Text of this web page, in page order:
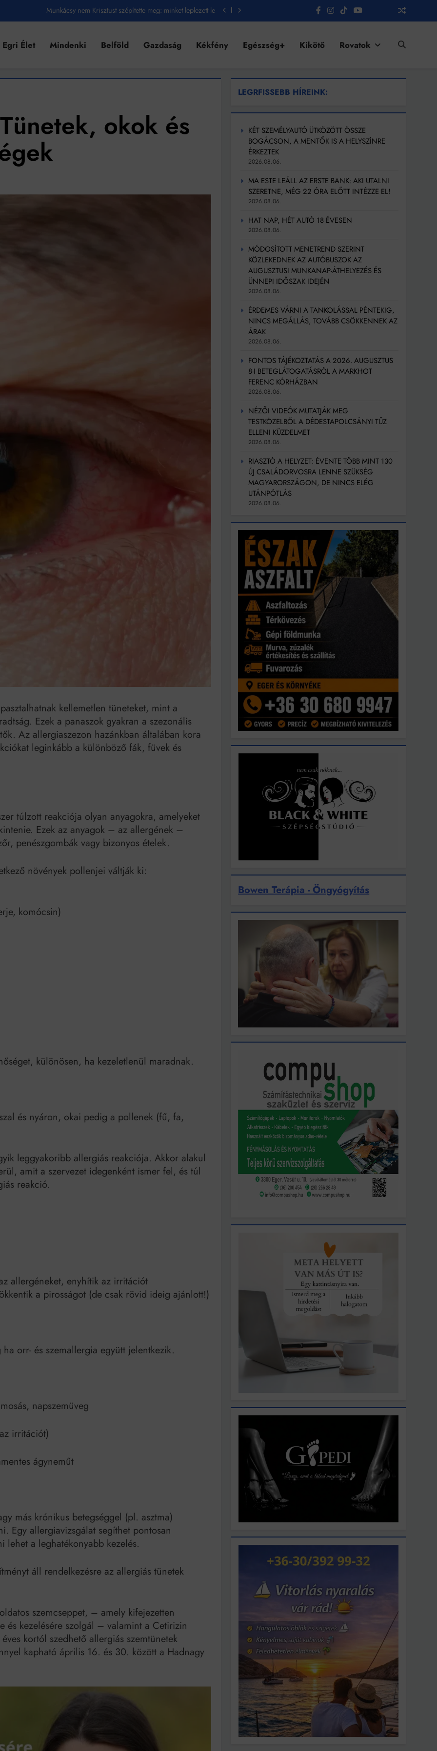
Munkácsy nem Krisztust szépítette meg: minket leplezett le
Amikor a Tetris boldogabbá tesz, mint a szerelem
Ki akarsz törni. De miből?
Az öregség nem csak ránc?
Az ördög még mindig Pradát visel. De te miért öltözöl hozzá?
Mindenki a világot akarja uralni – de nem csak a 80-as években
lapostetők: a bevált technológia akkor működik, ha jól van felújítva
Egri Élet Mindenki Belföld Gazdaság Kékfény Egészség+ Kikötő Rovatok
okok és
kellemetlen tüneteket, mint a
Ezek a panaszok gyakran a szezonális
Az allergiaszezon hazánkban általában kora
leginkább a különböző fák, füvek és
túlzott reakciója olyan anyagokra, amelyeket
Ezek az anyagok – az allergének –
penészgombák vagy bizonyos ételek.
növények pollenjei váltják ki:
komócsin)
különösen, ha kezeletlenül maradnak.
és nyáron, okai pedig a pollenek (fű, fa,
leggyakoribb allergiás reakciója. Akkor alakul
amit a szervezet idegenként ismer fel, és túl
reakció.
allergéneket, enyhítik az irritációt
a pirosságot (de csak rövid ideig ajánlott!)
orr- és szemallergia együtt jelentkezik.
napszemüveg
irritációt)
ágyneműt
más krónikus betegséggel (pl. asztma)
Egy allergiavizsgálat segíthet pontosan
lehet a leghatékonyabb kezelés.
áll rendelkezésre az allergiás tünetek
szemcseppet, – amely kifejezetten
és kezelésére szolgál – valamint a Cetirizin
kortól szedhető allergiás szemtünetek
kapható április 16. és 30. között a Hadnagy
LEGRFISSEBB HÍREINK:
KÉT SZEMÉLYAUTÓ ÜTKÖZÖTT ÖSSZE
BOGÁCSON, A MENTŐK IS A HELYSZÍNRE
ÉRKEZTEK
2026.08.06.
MA ESTE LEÁLL AZ ERSTE BANK: AKI UTALNI
SZERETNE, MÉG 22 ÓRA ELŐTT INTÉZZE EL!
2026.08.06.
HAT NAP, HÉT AUTÓ 18 ÉVESEN
2026.08.06.
MÓDOSÍTOTT MENETREND SZERINT
KÖZLEKEDNEK AZ AUTÓBUSZOK AZ
AUGUSZTUSI MUNKANAP-ÁTHELYEZÉS ÉS
ÜNNEPI IDŐSZAK IDEJÉN
2026.08.06.
ÉRDEMES VÁRNI A TANKOLÁSSAL PÉNTEKIG,
NINCS MEGÁLLÁS, TOVÁBB CSÖKKENNEK AZ
ÁRAK
2026.08.06.
FONTOS TÁJÉKOZTATÁS A 2026. AUGUSZTUS
8-I BETEGLÁTOGATÁSRÓL A MARKHOT
FERENC KÓRHÁZBAN
2026.08.06.
NÉZŐI VIDEÓK MUTATJÁK MEG
TESTKÖZELBŐL A DÉDESTAPOLCSÁNYI TŰZ
ELLENI KÜZDELMET
2026.08.06.
RIASZTÓ A HELYZET: ÉVENTE TÖBB MINT 130
ÚJ CSALÁDORVOSRA LENNE SZÜKSÉG
MAGYARORSZÁGON, DE NINCS ELÉG
UTÁNPÓTLÁS
2026.08.06.
Bowen Terápia - Öngyógyítás